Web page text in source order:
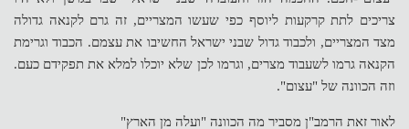
צריכים לתת קרקעות ליוסף כפי שעשו המצריים, זה גרם לקנאה גדולה
מצד המצריים, ולכבוד גדול שבני ישראל החשיבו את עצמם. הכבוד וגרימת
הקנאה גרמו לשעבוד מצרים, וגרמו לכן שלא יוכלו למלא את תפקידם כעם.
וזה הכוונה של "עצום".
לאור זאת הרמב"ן מסביר מה הכוונה "ועלה מן הארץ"